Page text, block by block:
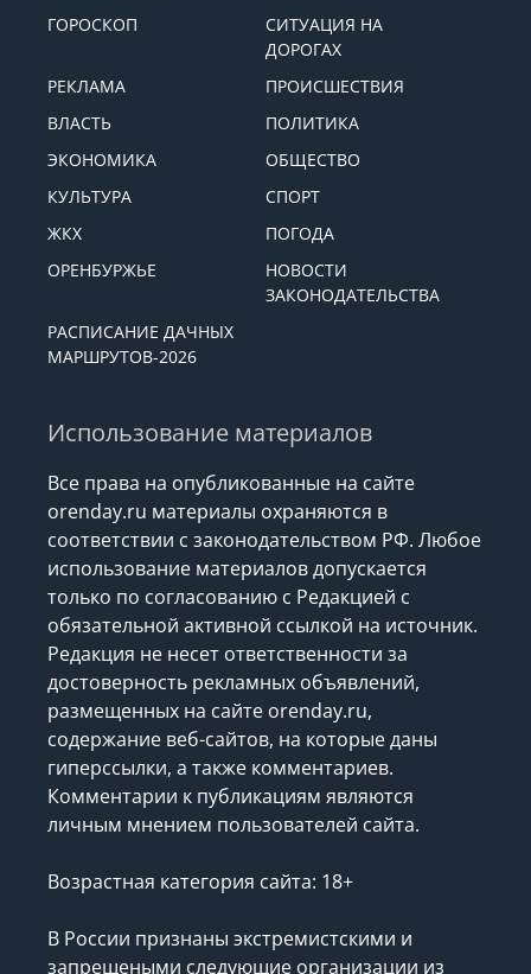
ГОРОСКОП
СИТУАЦИЯ НА
ДОРОГАХ
РЕКЛАМА
ПРОИСШЕСТВИЯ
ВЛАСТЬ
ПОЛИТИКА
ЭКОНОМИКА
ОБЩЕСТВО
КУЛЬТУРА
СПОРТ
ЖКХ
ПОГОДА
ОРЕНБУРЖЬЕ
НОВОСТИ
ЗАКОНОДАТЕЛЬСТВА
РАСПИСАНИЕ ДАЧНЫХ
МАРШРУТОВ-2026
Использование материалов
Все права на опубликованные на сайте
orenday.ru материалы охраняются в
соответствии с законодательством РФ. Любое
использование материалов допускается
только по согласованию с Редакцией с
обязательной активной ссылкой на источник.
Редакция не несет ответственности за
достоверность рекламных объявлений,
размещенных на сайте orenday.ru,
содержание веб-сайтов, на которые даны
гиперссылки, а также комментариев.
Комментарии к публикациям являются
личным мнением пользователей сайта.
Возрастная категория сайта: 18+
В России признаны экстремистскими и
запрещеными следующие организации из